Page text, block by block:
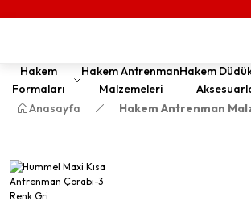
Hakem
Formaları
Hakem Antrenman
Malzemeleri
Hakem
Anasayfa
Hakem Antrenman